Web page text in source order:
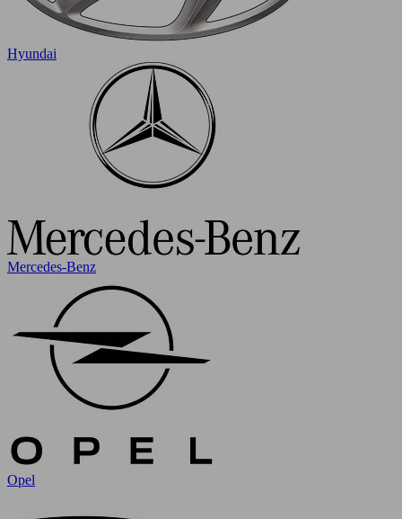
Hyundai
Mercedes-Benz
Opel